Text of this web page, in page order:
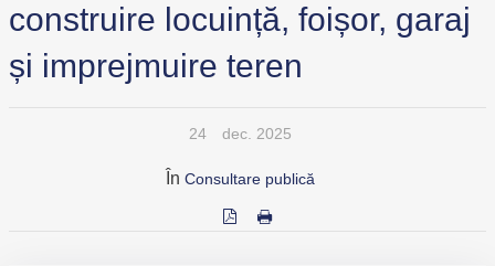
construire locuință, foișor, garaj
și imprejmuire teren
24 dec. 2025
În Consultare publică